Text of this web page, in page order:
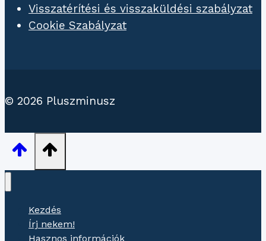
Visszatérítési és visszaküldési szabályzat
Cookie Szabályzat
© 2026 Pluszminusz
Kezdés
Írj nekem!
Hasznos információk